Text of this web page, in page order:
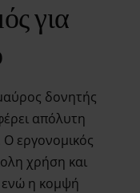
για
δονητής
απόλυτη
εργονομικός
χρήση και
ενώ η κομψή